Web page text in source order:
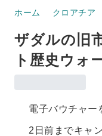
ホーム クロアチア
ザダルの旧
ト歴史ウォ
電子バウチャー
2日前までキャ